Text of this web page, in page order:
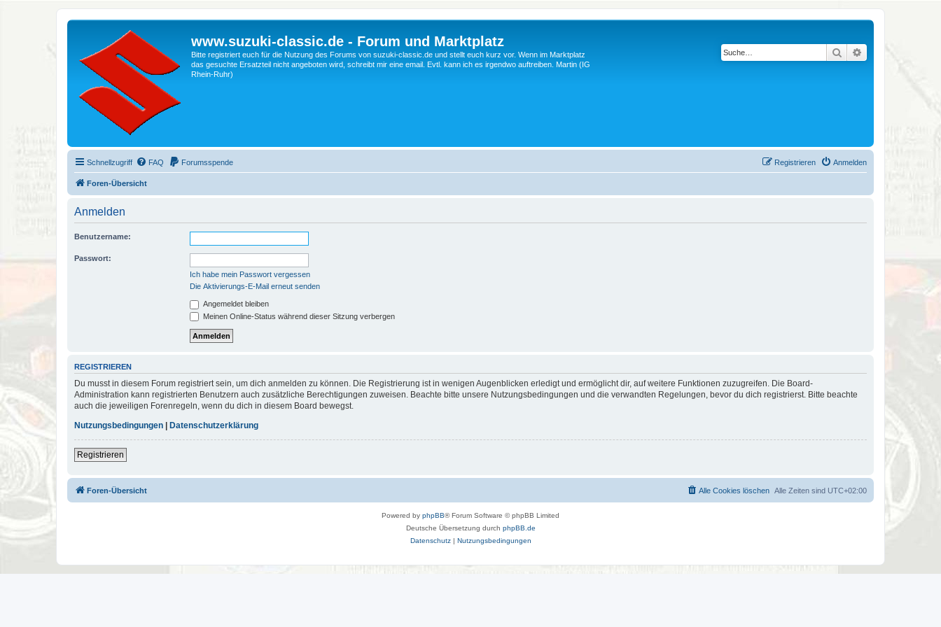
www.suzuki-classic.de - Forum und Marktplatz
Bitte registriert euch für die Nutzung des Forums von suzuki-classic.de und stellt euch kurz vor. Wenn im Marktplatz
das gesuchte Ersatzteil nicht angeboten wird, schreibt mir eine email. Evtl. kann ich es irgendwo auftreiben. Martin (IG
Rhein-Ruhr)
Suche Erweiterte Suche
Schnellzugriff FAQ Forumsspende Anmelden
Registrieren
Foren-Übersicht
Anmelden
Benutzername:
Passwort:
Ich habe mein Passwort vergessen
Die Aktivierungs-E-Mail erneut senden
Angemeldet bleiben
Meinen Online-Status während dieser Sitzung verbergen
REGISTRIEREN
Du musst in diesem Forum registriert sein, um dich anmelden zu können. Die Registrierung ist in wenigen Augenblicken erledigt und ermöglicht dir, auf weitere Funktionen zuzugreifen. Die Board-
Administration kann registrierten Benutzern auch zusätzliche Berechtigungen zuweisen. Beachte bitte unsere Nutzungsbedingungen und die verwandten Regelungen, bevor du dich registrierst. Bitte beachte
auch die jeweiligen Forenregeln, wenn du dich in diesem Board bewegst.
Nutzungsbedingungen | Datenschutzerklärung
Registrieren
Foren-Übersicht Alle Zeiten sind UTC+02:00
Alle Cookies löschen
Powered by phpBB® Forum Software © phpBB Limited
Deutsche Übersetzung durch phpBB.de
Datenschutz| Nutzungsbedingungen